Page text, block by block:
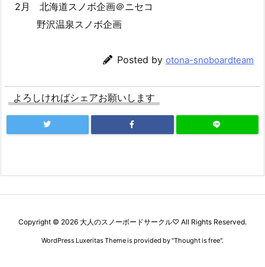
2月 北海道スノボ企画＠ニセコ
野沢温泉スノボ企画
Posted by otona-snoboardteam
よろしければシェアお願いします
Copyright © 2026 大人のスノーボードサークル♡ All Rights Reserved.
WordPress Luxeritas Theme is provided by "Thought is free".